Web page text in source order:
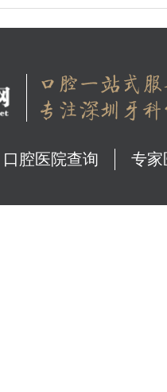
口腔医院查询 专家